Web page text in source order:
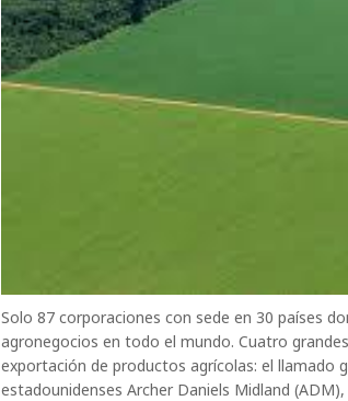
Solo 87 corporaciones con sede en 30 países
agronegocios en todo el mundo. Cuatro
exportación de productos agrícolas: el llamado
estadounidenses Archer Daniels Midland